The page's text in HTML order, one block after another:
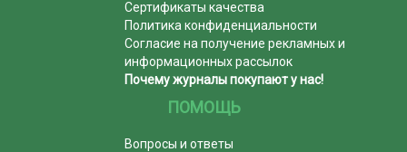
Сертификаты качества
Политика конфиденциальности
Согласие на получение рекламных и
информационных рассылок
Почему журналы покупают у нас!
ПОМОЩЬ
Вопросы и ответы